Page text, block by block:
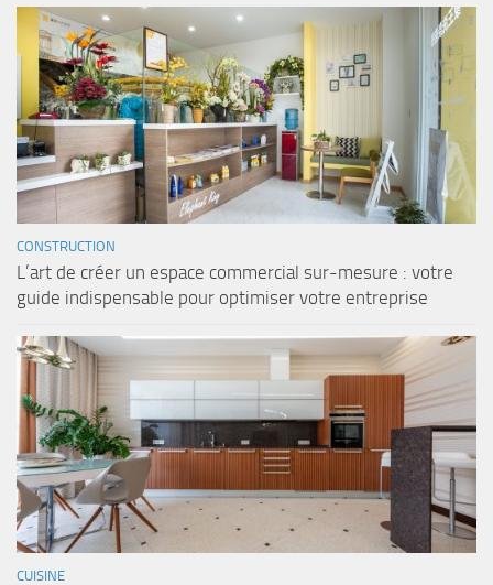
CONSTRUCTION
L’art de créer un espace commercial sur-mesure : votre
guide indispensable pour optimiser votre entreprise
CUISINE